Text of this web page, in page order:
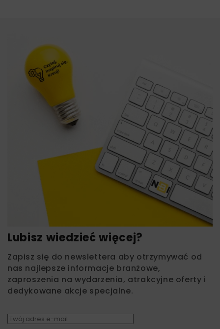
Lubisz wiedzieć więcej?
Zapisz się do newslettera aby otrzymywać od
nas najlepsze informacje branżowe,
zaproszenia na wydarzenia, atrakcyjne oferty i
dedykowane akcje specjalne.